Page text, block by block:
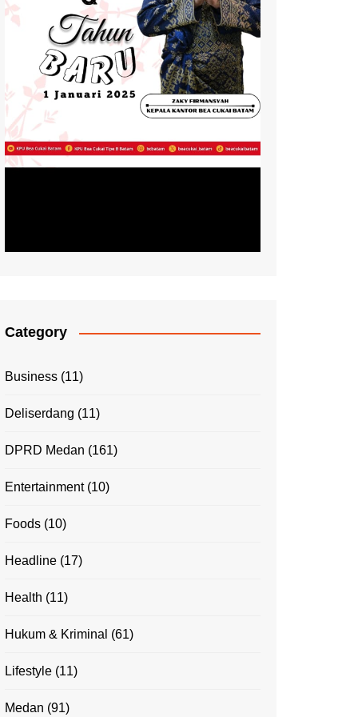
Category
Business (11)
Deliserdang (11)
DPRD Medan (161)
Entertainment(10)
Foods (10)
Headline (17)
Health (11)
Hukum & Kriminal (61)
Lifestyle (11)
Medan (91)